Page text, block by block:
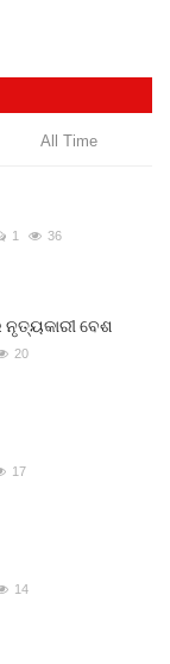
All Time
1 36
ନୃତ୍ୟକାରୀ ବେଶ
20
17
14